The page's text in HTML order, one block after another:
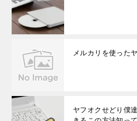
メルカリを使った
ヤフオクせどり僕